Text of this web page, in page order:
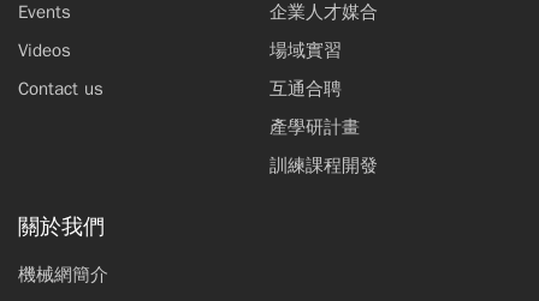
Events
Videos
Contact us
企業人才媒合
場域實習
互通合聘
產學研計畫
訓練課程開發
關於我們
機械網簡介